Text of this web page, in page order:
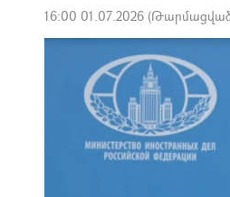
16:00 01.07.2026